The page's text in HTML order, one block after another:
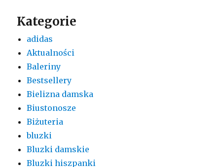
Kategorie
adidas
Aktualności
Baleriny
Bestsellery
Bielizna damska
Biustonosze
Biżuteria
bluzki
Bluzki damskie
Bluzki hiszpanki